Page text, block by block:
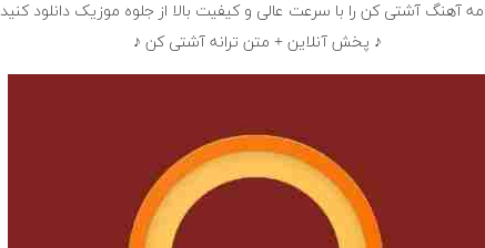
آهنگ آشتی کن را با سرعت عالی و کیفیت بالا از جلوه موزیک دانلود کنید
♪ پخش آنلاین + متن ترانه آشتی کن ♪